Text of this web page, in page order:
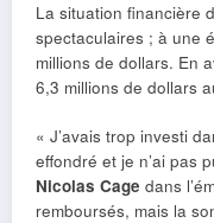
La situation financière
spectaculaires ; à une
millions de dollars. En
6,3 millions de dollars
« J’avais trop investi
effondré et je n’ai pas
Nicolas Cage dans
remboursés, mais la